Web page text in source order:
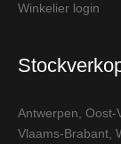
Winkelier login
Antwerpen, Oost-
Vlaams-Brabant,